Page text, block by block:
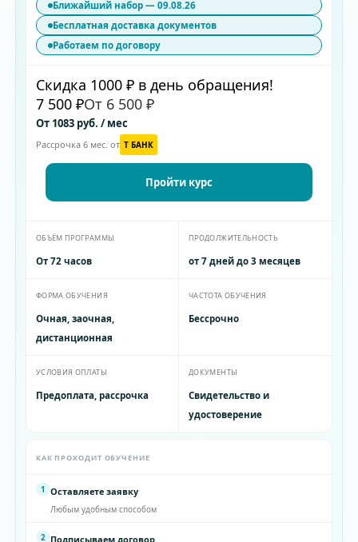
Ближайший набор — 09.08.26
Бесплатная доставка документов
Работаем по договору
Скидка 1000 ₽ в день обращения!
7 500 ₽От 6 500 ₽
От 1083 руб. / мес
Рассрочка 6 мес. от T БАНК
Пройти курс
ОБЪЁМ ПРОГРАММЫ
От 72 часов
ПРОДОЛЖИТЕЛЬНОСТЬ
от 7 дней до 3 месяцев
ФОРМА ОБУЧЕНИЯ
Очная, заочная,
дистанционная
ЧАСТОТА ОБУЧЕНИЯ
Бессрочно
УСЛОВИЯ ОПЛАТЫ
Предоплата, рассрочка
ДОКУМЕНТЫ
Свидетельство и
удостоверение
КАК ПРОХОДИТ ОБУЧЕНИЕ
1 Оставляете заявку
Любым удобным способом
2 Подписываем договор